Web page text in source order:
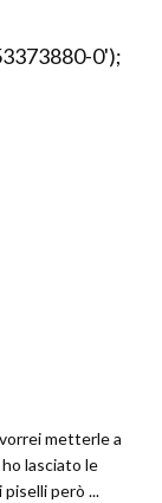
0');
metterle a
lasciato le
però ...